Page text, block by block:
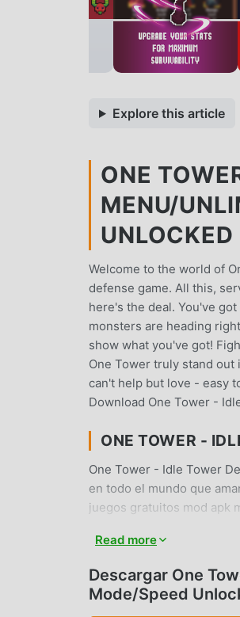
Explore this article
ONE
MENU/
UNLOCKED
Welcome to the world of
defense game. All this,
here's the deal. You've
monsters are heading
show what you've got!
One Tower truly stand
can't help but love - easy
Download One Tower -
ONE TOWER -
One Tower - Idle Tower
en todo el mundo que
juegos gratuitos mod apk
Gem/God Mode/Speed
puedes concentrarte en
Tower - Idle Tower
instalación gratuita.
Read more
Descargar One
Mode/Speed